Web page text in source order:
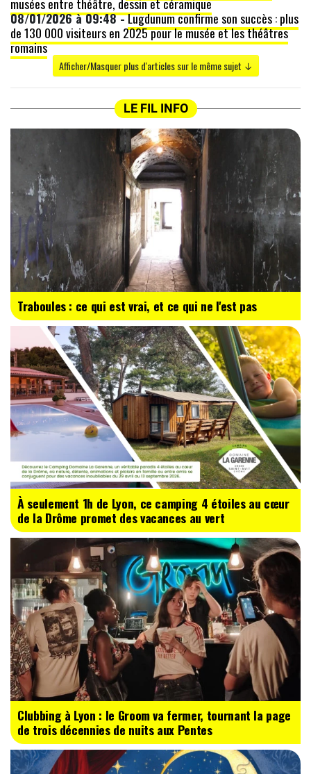
08/01/2026 à 09:48 -Lugdunum confirme son succès : plus
de 130 000 visiteurs en 2025 pour le musée et les théâtres
romains
Afficher/Masquer plus d'articles sur le même sujet ↓
LE FIL INFO
Traboules : ce qui est vrai, et ce qui ne l'est pas
À seulement 1h de Lyon, ce camping 4 étoiles au cœur
de la Drôme promet des vacances au vert
Clubbing à Lyon : le Groom va fermer, tournant la page
de trois décennies de nuits aux Pentes